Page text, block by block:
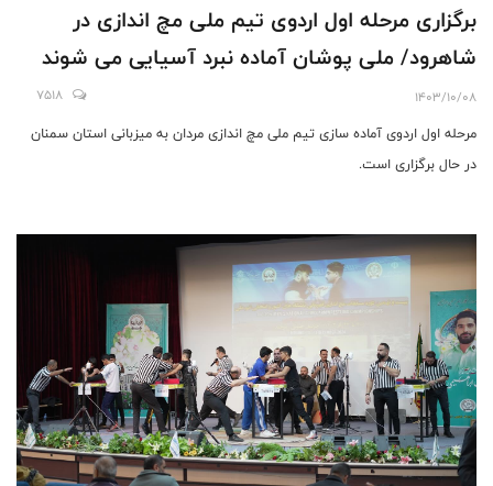
برگزاری مرحله اول اردوی تیم ملی مچ اندازی در
شاهرود/ ملی پوشان آماده نبرد آسیایی می شوند
1403/10/08
7518
مرحله اول اردوی آماده سازی تیم ملی مچ اندازی مردان به میزبانی استان سمنان
در حال برگزاری است.